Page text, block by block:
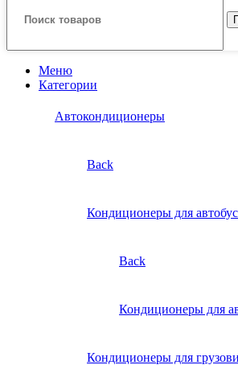
Меню
Категории
Автокондиционеры
Back
Кондиционеры для
Back
Кондиционеры для
Кондиционеры для